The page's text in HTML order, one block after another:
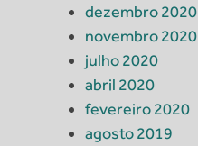
dezembro 2020
novembro 2020
julho 2020
abril 2020
fevereiro 2020
agosto 2019